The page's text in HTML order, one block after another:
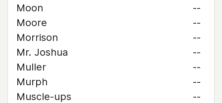
Moon
--
Moore
--
Morrison
--
Mr. Joshua
--
Muller
--
Murph
--
Muscle-ups
--